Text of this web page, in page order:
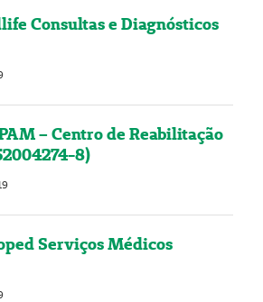
Consultas e Diagnósticos
– Centro de Reabilitação
8)
Serviços Médicos